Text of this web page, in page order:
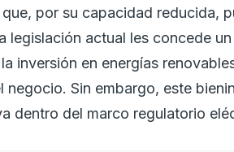
por su capacidad reducida,
legislación actual les concede
inversión en energías
negocio. Sin embargo, este
dentro del marco regulatorio